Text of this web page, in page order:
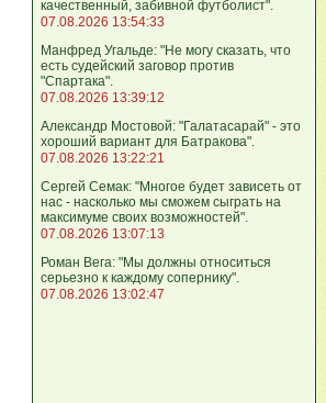
качественный, забивной футболист".
07.08.2026 13:54:33
Манфред Угальде: "Не могу сказать, что
есть судейский заговор против
"Спартака".
07.08.2026 13:39:12
Александр Мостовой: "Галатасарай" - это
хороший вариант для Батракова".
07.08.2026 13:22:21
Сергей Семак: "Многое будет зависеть от
нас - насколько мы сможем сыграть на
максимуме своих возможностей".
07.08.2026 13:07:13
Роман Вега: "Мы должны относиться
серьезно к каждому сопернику".
07.08.2026 13:02:47